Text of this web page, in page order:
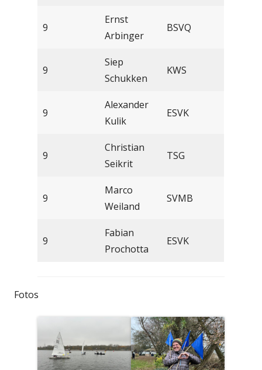
9
Ernst
Arbinger
BSVQ
9
Siep
Schukken
KWS
9
Alexander
Kulik
ESVK
9
Christian
Seikrit
TSG
9
Marco
Weiland
SVMB
9
Fabian
Prochotta
ESVK
Fotos